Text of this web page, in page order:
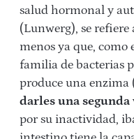
salud hormonal y
(Lunwerg), se refiere
menos ya que, como
familia de bacterias
produce una enzima
darles una segunda
por su inactividad,